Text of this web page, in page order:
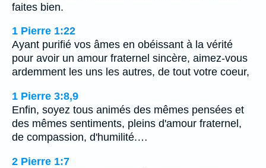
faites bien.
1 Pierre 1:22
Ayant purifié vos âmes en obéissant à la vérité
pour avoir un amour fraternel sincère, aimez-vous
ardemment les uns les autres, de tout votre coeur,
1 Pierre 3:8,9
Enfin, soyez tous animés des mêmes pensées et
des mêmes sentiments, pleins d'amour fraternel,
de compassion, d'humilité.…
2 Pierre 1:7